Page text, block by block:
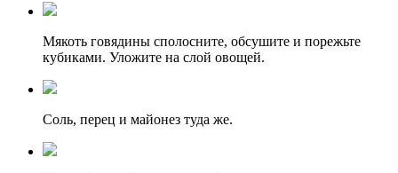
Мякоть говядины сполосните, обсушите и порежьте
кубиками. Уложите на слой овощей.
Соль, перец и майонез туда же.